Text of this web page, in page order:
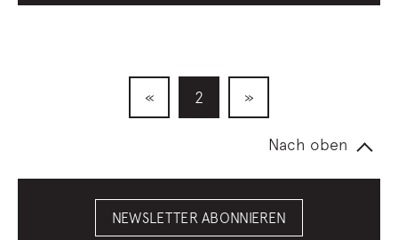
« 2 »
Nach oben
NEWSLETTER ABONNIEREN